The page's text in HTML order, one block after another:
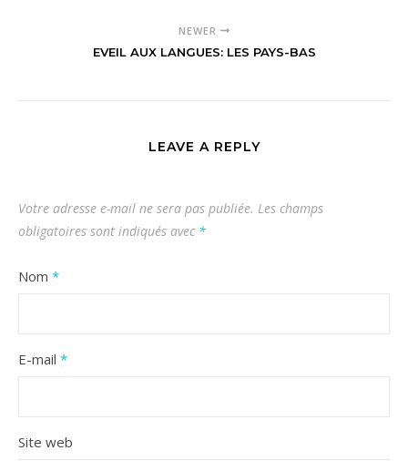
NEWER
EVEIL AUX LANGUES: LES PAYS-BAS
LEAVE A REPLY
Votre adresse e-mail ne sera pas publiée. Les champs
obligatoires sont indiqués avec *
Nom *
E-mail *
Site web